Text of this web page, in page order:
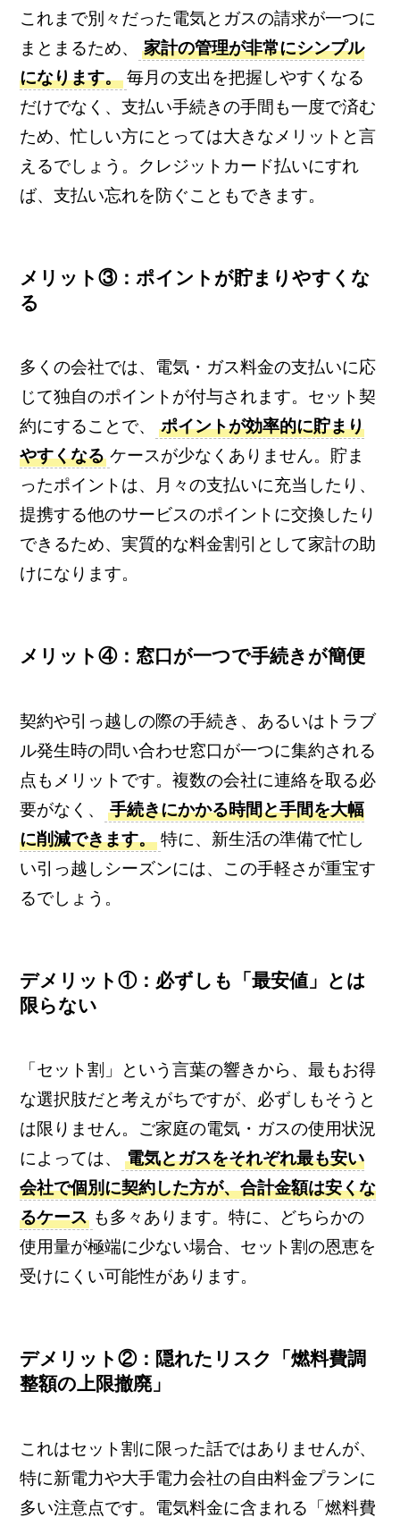
これまで別々だった電気とガスの請求が一つに
まとまるため、
家計の管理が非常にシンプル
になります。 毎月の支出を把握しやすくなる
だけでなく、支払い手続きの手間も一度で済む
ため、忙しい方にとっては大きなメリットと言
えるでしょう。クレジットカード払いにすれ
ば、支払い忘れを防ぐこともできます。
メリット③：ポイントが貯まりやすくな
る
多くの会社では、電気・ガス料金の支払いに応
じて独自のポイントが付与されます。セット契
約にすることで、
ポイントが効率的に貯まり
やすくなる ケースが少なくありません。貯ま
ったポイントは、月々の支払いに充当したり、
提携する他のサービスのポイントに交換したり
できるため、実質的な料金割引として家計の助
けになります。
メリット④：窓口が一つで手続きが簡便
契約や引っ越しの際の手続き、あるいはトラブ
ル発生時の問い合わせ窓口が一つに集約される
点もメリットです。複数の会社に連絡を取る必
要がなく、
手続きにかかる時間と手間を大幅
に削減できます。 特に、新生活の準備で忙し
い引っ越しシーズンには、この手軽さが重宝す
るでしょう。
デメリット①：必ずしも「最安値」とは
限らない
「セット割」という言葉の響きから、最もお得
な選択肢だと考えがちですが、必ずしもそうと
は限りません。ご家庭の電気・ガスの使用状況
によっては、
電気とガスをそれぞれ最も安い
会社で個別に契約した方が、合計金額は安くな
るケース も多々あります。特に、どちらかの
使用量が極端に少ない場合、セット割の恩恵を
受けにくい可能性があります。
デメリット②：隠れたリスク「燃料費調
整額の上限撤廃」
これはセット割に限った話ではありませんが、
特に新電力や大手電力会社の自由料金プランに
多い注意点です。電気料金に含まれる「燃料費